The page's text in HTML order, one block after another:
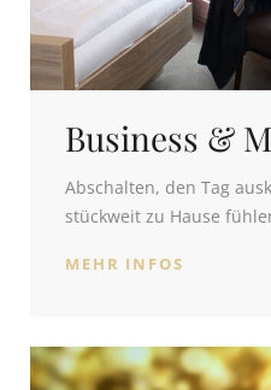
Business &
Abschalten, den Tag
stückweit zu Hause
MEHR INFOS